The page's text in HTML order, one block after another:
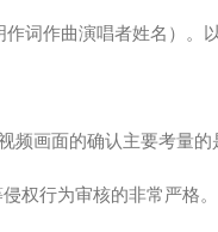
词作曲演唱者姓名）。
画面的确认主要考量的
权行为审核的非常严格。